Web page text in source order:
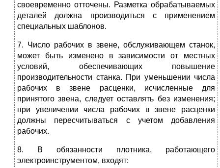
своевременно отточены. Разметка обрабатываемых
деталей должна производиться с применением
специальных шаблонов.
7. Число рабочих в звене, обслуживающем станок,
может быть изменено в зависимости от местных
условий, обеспечивающих повышение
производительности станка. При уменьшении числа
рабочих в звене расценки, исчисленные для
принятого звена, следует оставлять без изменения;
при увеличении числа рабочих в звене расценки
должны пересчитываться с учетом добавления
рабочих.
8. В обязанности плотника, работающего
электроинструментом, входят: